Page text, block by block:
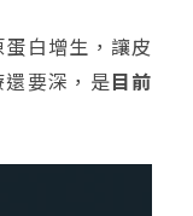
白增生，讓皮
要深，是目前